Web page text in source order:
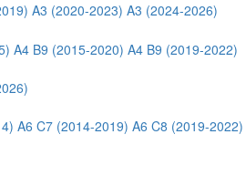
A3 (2020-2023) A3 (2024-2026)
A4 B9 (2015-2020) A4 B9 (2019-2022)
A6 C7 (2014-2019) A6 C8 (2019-2022)